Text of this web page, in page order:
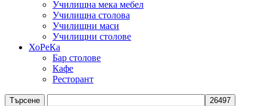
Училищна мека мебел
Училищна столова
Училищни маси
Училищни столове
ХоРеКа
Бар столове
Кафе
Ресторант
Търсене